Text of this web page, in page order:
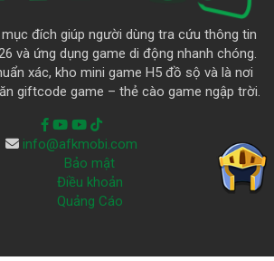
đích giúp người dùng tra cứu thông tin
và ứng dụng game di động nhanh chóng.
xác, kho mini game H5 đồ sộ và là nơi
giftcode game – thẻ cào game ngập trời.
info@afkmobi.com
Bảo mật
Điều khoản
Quảng Cáo